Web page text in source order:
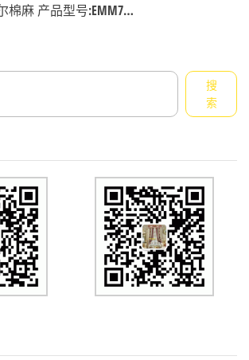
棉麻 产品型号:EMM7…
搜
索